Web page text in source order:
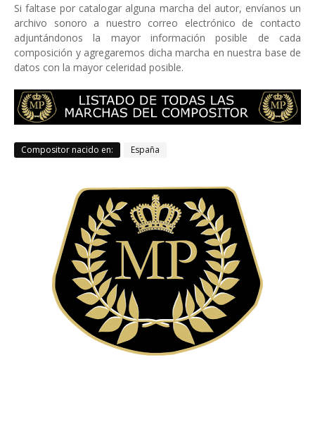
Si faltase por catalogar alguna marcha del autor, envíanos un
archivo sonoro a nuestro correo electrónico de contacto
adjuntándonos la mayor información posible de cada
composición y agregaremos dicha marcha en nuestra base de
datos con la mayor celeridad posible.
Compositor nacido en: España